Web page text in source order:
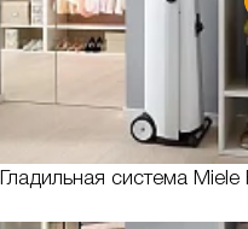
Гладильная система